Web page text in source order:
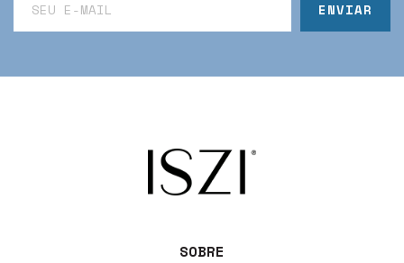
SOBRE